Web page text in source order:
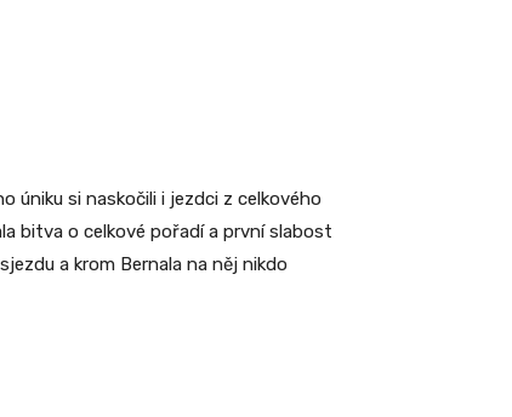
úniku si naskočili i jezdci z celkového
bitva o celkové pořadí a první slabost
a krom Bernala na něj nikdo